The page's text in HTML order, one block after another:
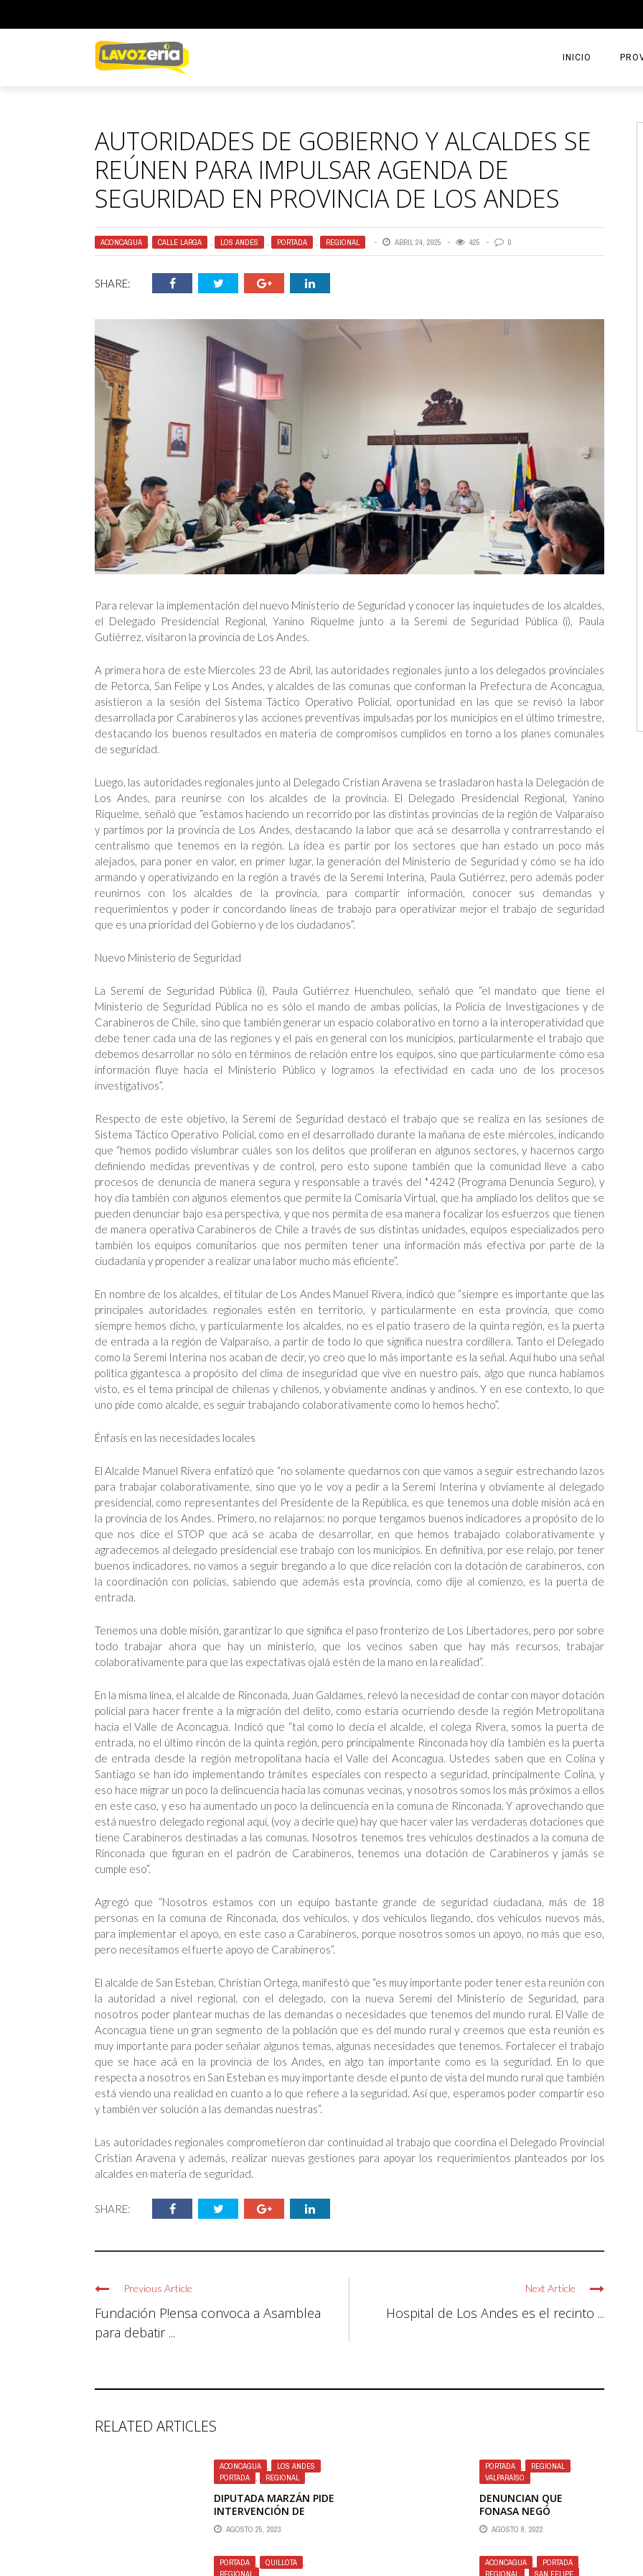
INICIO
AUTORIDADES DE GOBIERNO Y ALCALDES SE
REÚNEN PARA IMPULSAR AGENDA DE
SEGURIDAD EN PROVINCIA DE LOS ANDES
ACONCAGUA , CALLE LARGA , LOS ANDES , PORTADA , REGIONAL ABRIL 24, 2025 425 0
SHARE:
Para relevar la implementación del nuevo Ministerio de Seguridad y conocer las inquietudes de los alcaldes,
el Delegado Presidencial Regional, Yanino Riquelme junto a la Seremi de Seguridad Pública (i), Paula
Gutiérrez, visitaron la provincia de Los Andes.
A primera hora de este Miercoles 23 de Abril, las autoridades regionales junto a los delegados provinciales
de Petorca, San Felipe y Los Andes, y alcaldes de las comunas que conforman la Prefectura de Aconcagua,
asistieron a la sesión del Sistema Táctico Operativo Policial, oportunidad en las que se revisó la labor
desarrollada por Carabineros y las acciones preventivas impulsadas por los municipios en el último trimestre,
destacando los buenos resultados en materia de compromisos cumplidos en torno a los planes comunales
de seguridad.
Luego, las autoridades regionales junto al Delegado Cristian Aravena se trasladaron hasta la Delegación de
Los Andes, para reunirse con los alcaldes de la provincia. El Delegado Presidencial Regional, Yanino
Riquelme, señaló que “estamos haciendo un recorrido por las distintas provincias de la región de Valparaíso
y partimos por la provincia de Los Andes, destacando la labor que acá se desarrolla y contrarrestando el
centralismo que tenemos en la región. La idea es partir por los sectores que han estado un poco más
alejados, para poner en valor, en primer lugar, la generación del Ministerio de Seguridad y cómo se ha ido
armando y operativizando en la región a través de la Seremi Interina, Paula Gutiérrez, pero además poder
reunirnos con los alcaldes de la provincia, para compartir información, conocer sus demandas y
requerimientos y poder ir concordando líneas de trabajo para operativizar mejor el trabajo de seguridad
que es una prioridad del Gobierno y de los ciudadanos”.
Nuevo Ministerio de Seguridad
La Seremi de Seguridad Pública (i), Paula Gutiérrez Huenchuleo, señaló que “el mandato que tiene el
Ministerio de Seguridad Pública no es sólo el mando de ambas policías, la Policía de Investigaciones y de
Carabineros de Chile, sino que también generar un espacio colaborativo en torno a la interoperatividad que
debe tener cada una de las regiones y el país en general con los municipios, particularmente el trabajo que
debemos desarrollar no sólo en términos de relación entre los equipos, sino que particularmente cómo esa
información fluye hacia el Ministerio Público y logramos la efectividad en cada uno de los procesos
investigativos”.
Respecto de este objetivo, la Seremi de Seguridad destacó el trabajo que se realiza en las sesiones de
Sistema Táctico Operativo Policial, como en el desarrollado durante la mañana de este miércoles, indicando
que “hemos podido vislumbrar cuáles son los delitos que proliferan en algunos sectores, y hacernos cargo
definiendo medidas preventivas y de control, pero esto supone también que la comunidad lleve a cabo
procesos de denuncia de manera segura y responsable a través del *4242 (Programa Denuncia Seguro), y
hoy día también con algunos elementos que permite la Comisaría Virtual, que ha ampliado los delitos que se
pueden denunciar bajo esa perspectiva, y que nos permita de esa manera focalizar los esfuerzos que tienen
de manera operativa Carabineros de Chile a través de sus distintas unidades, equipos especializados pero
también los equipos comunitarios que nos permiten tener una información más efectiva por parte de la
ciudadanía y propender a realizar una labor mucho más eficiente”.
En nombre de los alcaldes, el titular de Los Andes Manuel Rivera, indicó que “siempre es importante que las
principales autoridades regionales estén en territorio, y particularmente en esta provincia, que como
siempre hemos dicho, y particularmente los alcaldes, no es el patio trasero de la quinta región, es la puerta
de entrada a la región de Valparaíso, a partir de todo lo que significa nuestra cordillera. Tanto el Delegado
como la Seremi Interina nos acaban de decir, yo creo que lo más importante es la señal. Aquí hubo una señal
política gigantesca a propósito del clima de inseguridad que vive en nuestro país, algo que nunca habíamos
visto, es el tema principal de chilenas y chilenos, y obviamente andinas y andinos. Y en ese contexto, lo que
uno pide como alcalde, es seguir trabajando colaborativamente como lo hemos hecho”.
Énfasis en las necesidades locales
El Alcalde Manuel Rivera enfatizó que “no solamente quedarnos con que vamos a seguir estrechando lazos
para trabajar colaborativamente, sino que yo le voy a pedir a la Seremi Interina y obviamente al delegado
presidencial, como representantes del Presidente de la República, es que tenemos una doble misión acá en
la provincia de los Andes. Primero, no relajarnos: no porque tengamos buenos indicadores a propósito de lo
que nos dice el STOP que acá se acaba de desarrollar, en que hemos trabajado colaborativamente y
agradecemos al delegado presidencial ese trabajo con los municipios. En definitiva, por ese relajo, por tener
buenos indicadores, no vamos a seguir bregando a lo que dice relación con la dotación de carabineros, con
la coordinación con policías, sabiendo que además esta provincia, como dije al comienzo, es la puerta de
entrada.
Tenemos una doble misión, garantizar lo que significa el paso fronterizo de Los Libertadores, pero por sobre
todo trabajar ahora que hay un ministerio, que los vecinos saben que hay más recursos, trabajar
colaborativamente para que las expectativas ojalá estén de la mano en la realidad”.
En la misma línea, el alcalde de Rinconada, Juan Galdames, relevó la necesidad de contar con mayor dotación
policial para hacer frente a la migración del delito, como estaría ocurriendo desde la región Metropolitana
hacia el Valle de Aconcagua. Indicó que “tal como lo decía el alcalde, el colega Rivera, somos la puerta de
entrada, no el último rincón de la quinta región, pero principalmente Rinconada hoy día también es la puerta
de entrada desde la región metropolitana hacia el Valle del Aconcagua. Ustedes saben que en Colina y
Santiago se han ido implementando trámites especiales con respecto a seguridad, principalmente Colina, y
eso hace migrar un poco la delincuencia hacia las comunas vecinas, y nosotros somos los más próximos a ellos
en este caso, y eso ha aumentado un poco la delincuencia en la comuna de Rinconada. Y aprovechando que
está nuestro delegado regional aquí, (voy a decirle que) hay que hacer valer las verdaderas dotaciones que
tiene Carabineros destinadas a las comunas. Nosotros tenemos tres vehículos destinados a la comuna de
Rinconada que figuran en el padrón de Carabineros, tenemos una dotación de Carabineros y jamás se
cumple eso”.
Agregó que “Nosotros estamos con un equipo bastante grande de seguridad ciudadana, más de 18
personas en la comuna de Rinconada, dos vehículos, y dos vehículos llegando, dos vehículos nuevos más,
para implementar el apoyo, en este caso a Carabineros, porque nosotros somos un apoyo, no más que eso,
pero necesitamos el fuerte apoyo de Carabineros”.
El alcalde de San Esteban, Christian Ortega, manifestó que “es muy importante poder tener esta reunión con
la autoridad a nivel regional, con el delegado, con la nueva Seremi del Ministerio de Seguridad, para
nosotros poder plantear muchas de las demandas o necesidades que tenemos del mundo rural. El Valle de
Aconcagua tiene un gran segmento de la población que es del mundo rural y creemos que esta reunión es
muy importante para poder señalar algunos temas, algunas necesidades que tenemos. Fortalecer el trabajo
que se hace acá en la provincia de los Andes, en algo tan importante como es la seguridad. En lo que
respecta a nosotros en San Esteban es muy importante desde el punto de vista del mundo rural que también
está viendo una realidad en cuanto a lo que refiere a la seguridad. Así que, esperamos poder compartir eso
y también ver solución a las demandas nuestras”.
Las autoridades regionales comprometieron dar continuidad al trabajo que coordina el Delegado Provincial
Cristian Aravena y además, realizar nuevas gestiones para apoyar los requerimientos planteados por los
alcaldes en materia de seguridad.
SHARE:
Previous Article
Fundación P!ensa convoca a Asamblea
para debatir ...
Next Article
Hospital de Los Andes es el recinto ...
RELATED ARTICLES
ACONCAGUA , LOS ANDES
,
PORTADA
, REGIONAL
DIPUTADA MARZÁN PIDE
INTERVENCIÓN DE
SUPERINTENDENCIA DE
SEGURIDAD SOCIAL POR
AFP CAPITAL EN LOS
AGOSTO 25, 2023
PORTADA , REGIONAL
,
VALPARAÍSO
DENUNCIAN QUE
FONASA NEGÓ
FINANCIAMIENTO A
PACIENTES GRAVES QUE
DE HÍGADO URGENTE
AGOSTO 8, 2022
PORTADA , QUILLOTA
,
ACONCAGUA , PORTADA
,